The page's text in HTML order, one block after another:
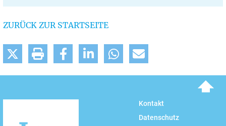
ZURÜCK ZUR STARTSEITE
Kontakt
Datenschutz